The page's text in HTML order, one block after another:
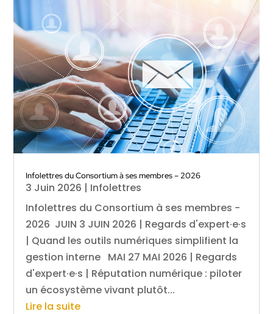
Infolettres du Consortium à ses membres – 2026
3 Juin 2026 | Infolettres
Infolettres du Consortium à ses membres -
2026 JUIN 3 JUIN 2026 | Regards d'expert·e·s
| Quand les outils numériques simplifient la
gestion interne MAI 27 MAI 2026 | Regards
d'expert·e·s | Réputation numérique : piloter
un écosystème vivant plutôt...
Lire la suite